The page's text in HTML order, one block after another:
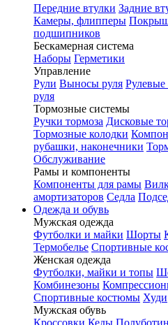
Передние втулки Задние
Камеры, флипперы
подшипников
Бескамерная система
Наборы Герметики
Управление
Рули Выносы руля Рулевые
руля
Тормозные системы
Ручки тормоза Дисковые
Тормозные колодки
рубашки, наконечники
Обслуживание
Рамы и компоненты
Компоненты для рамы
амортизаторов Седла
Одежда и обувь
Мужская одежда
Футболки и майки Шорты
Термобелье Спортивные
Женская одежда
Футболки, майки и топы
Комбинезоны
Спортивные костюмы Худи
Мужская обувь